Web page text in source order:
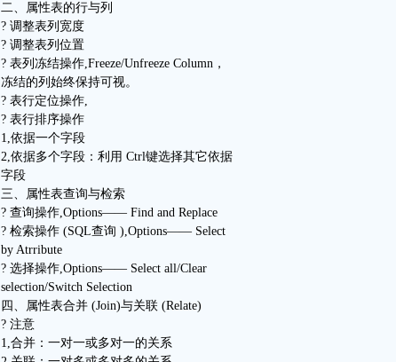
二、属性表的行与列
? 调整表列宽度
? 调整表列位置
? 表列冻结操作,Freeze/Unfreeze Column，
冻结的列始终保持可视。
? 表行定位操作,
? 表行排序操作
1,依据一个字段
2,依据多个字段：利用 Ctrl键选择其它依据
字段
三、属性表查询与检索
? 查询操作,Options—— Find and Replace
? 检索操作 (SQL查询 ),Options—— Select
by Atrribute
? 选择操作,Options—— Select all/Clear
selection/Switch Selection
四、属性表合并 (Join)与关联 (Relate)
? 注意
1,合并：一对一或多对一的关系